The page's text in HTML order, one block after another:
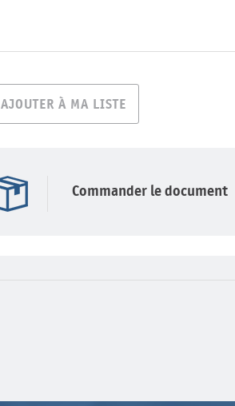
AJOUTER À MA LISTE
Commander le document